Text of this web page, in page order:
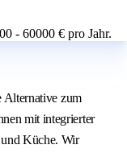
- 60000 € pro Jahr.
Alternative zum
mit integrierter
Küche. Wir